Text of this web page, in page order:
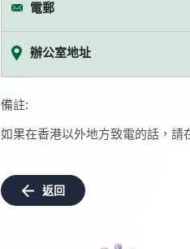
電郵
辦公室地址
備註:
如果在香港以外地方致電的話，請
返回